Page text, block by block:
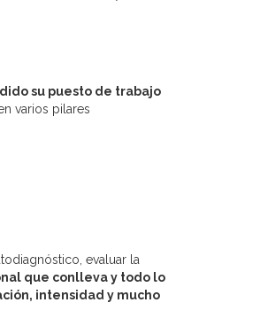
su puesto de trabajo
varios pilares
evaluar la
que conlleva y todo lo
intensidad y mucho